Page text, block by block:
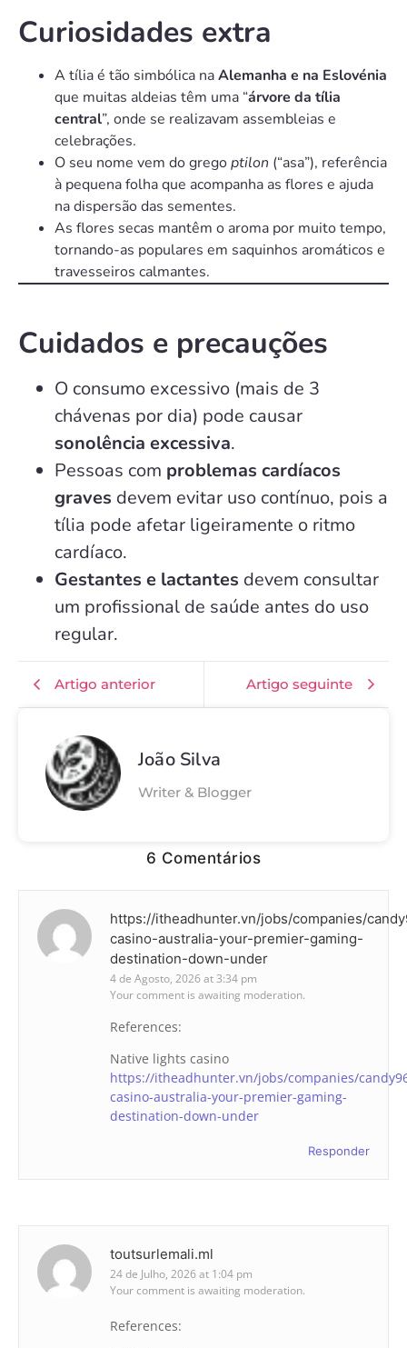
Curiosidades extra
A tília é tão simbólica naAlemanha e na Eslovénia
que muitas aldeias têm uma “árvore da tília
central”, onde se realizavam assembleias e
celebrações.
O seu nome vem do gregoptilon (“asa”), referência
à pequena folha que acompanha as flores e ajuda
na dispersão das sementes.
As flores secas mantêm o aroma por muito tempo,
tornando-as populares em saquinhos aromáticos e
travesseiros calmantes.
Cuidados e precauções
O consumo excessivo (mais de 3
chávenas por dia) pode causar
sonolência excessiva.
Pessoas com problemas cardíacos
graves devem evitar uso contínuo, pois a
tília pode afetar ligeiramente o ritmo
cardíaco.
Gestantes e lactantes devem consultar
um profissional de saúde antes do uso
regular.
Artigo anterior Artigo seguinte
João Silva
Writer & Blogger
6 Comentários
https://itheadhunter.vn/jobs/companies/
casino-australia-your-premier-gaming-
destination-down-under
4 de Agosto, 2026 at 3:34 pm
Your comment is awaiting moderation.
References:
Native lights casino
https://itheadhunter.vn/jobs/companies/
casino-australia-your-premier-gaming-
destination-down-under
Responder
toutsurlemali.ml
24 de Julho, 2026 at 1:04 pm
Your comment is awaiting moderation.
References: